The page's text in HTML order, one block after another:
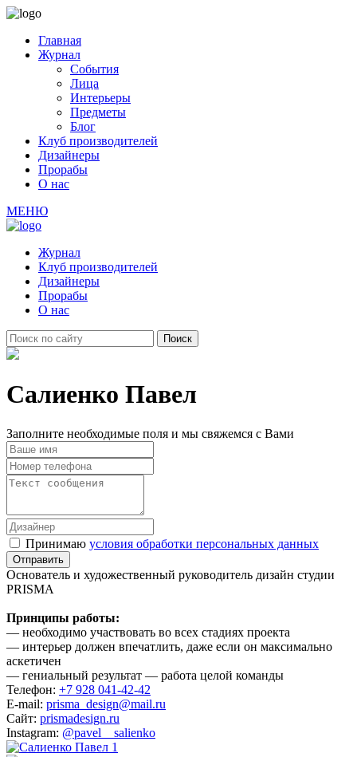
Главная
Журнал
События
Лица
Интерьеры
Предметы
Блог
Клуб производителей
Дизайнеры
Прорабы
О нас
МЕНЮ
Журнал
Клуб производителей
Дизайнеры
Прорабы
О нас
Салиенко Павел
Заполните необходимые поля и мы свяжемся с Вами
Принимаю условия обработки персональных данных
Основатель и художественный руководитель дизайн студии
PRISMA
Принципы работы:
— необходимо участвовать во всех стадиях проекта
— интерьер должен впечатлить, даже если он максимально
аскетичен
— гениальный результат — работа целой команды
Телефон: +7 928 041-42-42
E-mail: prisma_design@mail.ru
Сайт: prismadesign.ru
Instagram: @pavel__salienko